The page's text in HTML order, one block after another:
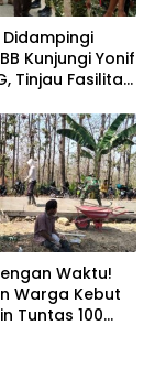
Didampingi
Kunjungi Yonif
Tinjau Fasilitas
Waktu!
Warga Kebut
Tuntas 100